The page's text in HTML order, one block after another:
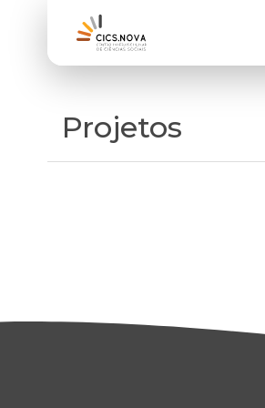
Projetos